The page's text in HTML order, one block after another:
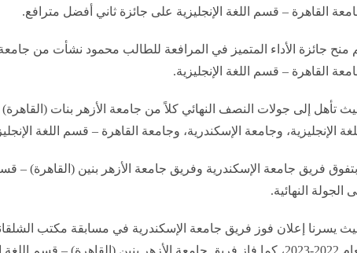
القاهرة – قسم اللغة الإنجليزية على جائزة ثاني أفضل مترافع.
منح جائزة الأداء المتميز في المرافعة للطالب محمود نشأت من
القاهرة – قسم اللغة الإنجليزية.
تأهل إلى جولات النصف النهائي كلاً من جامعة الأزهر بنات (القاهرة)
الإنجليزية، وجامعة الإسكندرية، وجامعة القاهرة – قسم اللغة
فريق جامعة الإسكندرية وفريق جامعة الأزهر بنين (القاهرة) –
الجولة النهائية.
يسرنا إعلان فوز فريق جامعة الإسكندرية في مسابقة مكتب
بنين (القاهرة) – قسم اللغة الإنجليزية بالمركز الثاني.